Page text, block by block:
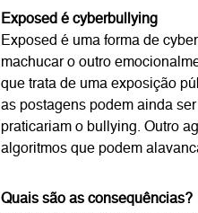
Exposed é cyberbullying
Exposed é uma forma de
machucar o outro
que trata de uma exposição
as postagens podem ainda
praticariam o bullying. Outro
algoritmos que podem
Quais são as consequências?